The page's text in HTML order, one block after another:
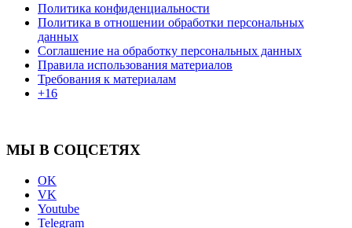
Политика конфиденциальности
Политика в отношении обработки персональных
данных
Соглашение на обработку персональных данных
Правила использования материалов
Требования к материалам
+16
МЫ В СОЦСЕТЯХ
OK
VK
Youtube
Telegram